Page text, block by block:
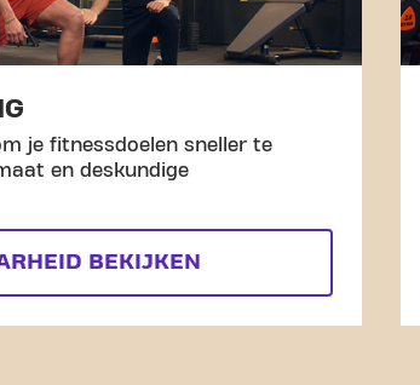
je fitnessdoelen sneller te
en deskundige
BEKIJKEN